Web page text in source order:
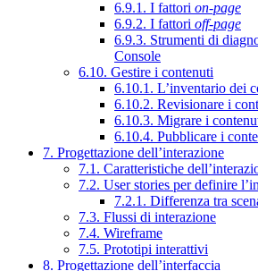
6.9.1. I fattori on-page
6.9.2. I fattori off-page
6.9.3. Strumenti di
Console
6.10. Gestire i contenuti
6.10.1. L’inventario dei
6.10.2. Revisionare i
6.10.3. Migrare i
6.10.4. Pubblicare i
7. Progettazione dell’interazione
7.1. Caratteristiche
7.2. User stories per definire
7.2.1. Differenza tra
7.3. Flussi di interazione
7.4. Wireframe
7.5. Prototipi interattivi
8. Progettazione dell’interfaccia